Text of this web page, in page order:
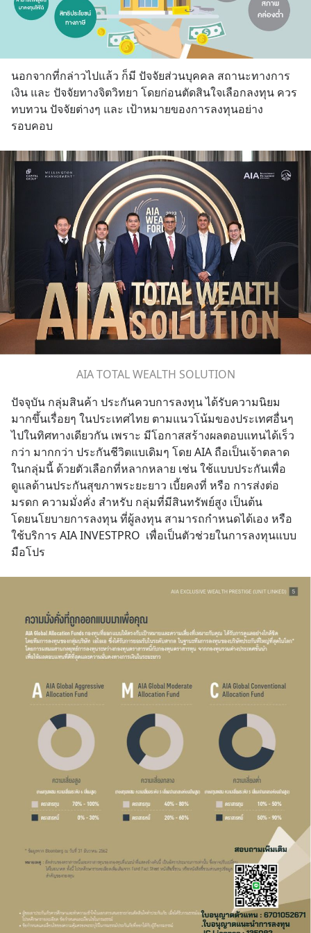
นอกจากที่กล่าวไปแล้ว ก็มี ปัจจัยส่วนบุคคล สถานะทางการ
เงิน และ ปัจจัยทางจิตวิทยา โดยก่อนตัดสินใจเลือกลงทุน ควร
ทบทวน ปัจจัยต่างๆ และ เป้าหมายของการลงทุนอย่าง
รอบคอบ
AIA TOTAL WEALTH SOLUTION
ปัจจุบัน กลุ่มสินค้า ประกันควบการลงทุน ได้รับความนิยม
มากขึ้นเรื่อยๆ ในประเทศไทย ตามแนวโน้มของประเทศอื่นๆ
ไปในทิศทางเดียวกัน เพราะ มีโอกาสสร้างผลตอบแทนได้เร็ว
กว่า มากกว่า ประกันชีวิตแบเดิมๆ โดย AIA ถือเป็นเจ้าตลาด
ในกลุ่มนี้ ด้วยตัวเลือกที่หลากหลาย เช่น ใช้แบบประกันเพื่อ
ดูแลด้านประกันสุขภาพระยะยาว เบี้ยคงที่ หรือ การส่งต่อ
มรดก ความมั่งคั่ง สำหรับ กลุ่มที่มีสินทรัพย์สูง เป็นต้น
โดยนโยบายการลงทุน ที่ผู้ลงทุน สามารถกำหนดได้เอง หรือ
ใช้บริการ AIA INVESTPRO  เพื่อเป็นตัวช่วยในการลงทุนแบบ
มือโปร